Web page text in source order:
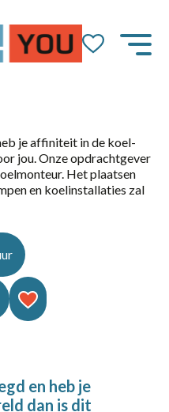
je affiniteit in de koel-
jou. Onze opdrachtgever
Het plaatsen
en koelinstallaties zal
en heb je
dan is dit